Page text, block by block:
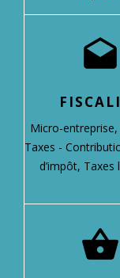
drafts
Micro-entreprise,
Taxes -
d’impôt, Taxes
shopping_basket